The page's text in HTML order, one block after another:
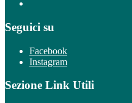
Seguici su
Facebook
Instagram
Sezione Link Utili